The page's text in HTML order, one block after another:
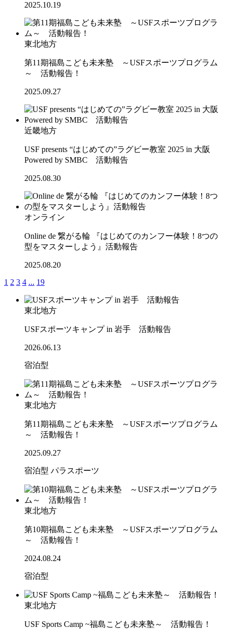
2025.10.19
東北地方
第11期福島こども未来塾 ～USFスポーツプログラム
～ 活動報告！
2025.09.27
近畿地方
USF presents “はじめての”ラグビー教室 2025 in 大阪
Powered by SMBC 活動報告
2025.08.30
オンライン
Online de 繋がる輪 『はじめてのカンフー体験！8つの
型をマスターしよう』活動報告
2025.08.20
1 2 3 4 ... 19
東北地方
USFスポーツキャンプ in 岩手 活動報告
2026.06.13
宿泊型
東北地方
第11期福島こども未来塾 ～USFスポーツプログラム
～ 活動報告！
2025.09.27
宿泊型 パラスポーツ
東北地方
第10期福島こども未来塾 ～USFスポーツプログラム
～ 活動報告！
2024.08.24
宿泊型
東北地方
USF Sports Camp ~福島こども未来塾～ 活動報告！